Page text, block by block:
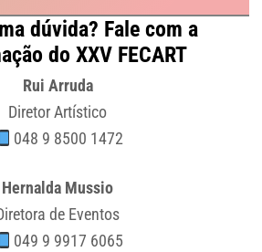
dúvida? Fale com a
do XXV FECART
Rui Arruda
Diretor Artístico
048 9 8500 1472
Hernalda Mussio
de Eventos
049 9 9917 6065